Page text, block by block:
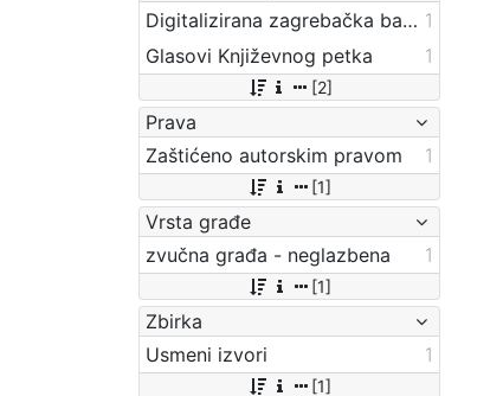
Digitalizirana zagrebačka baština 1
Glasovi Književnog petka
1
[2]
Prava
Zaštićeno autorskim pravom
1
[1]
Vrsta građe
zvučna građa - neglazbena
1
[1]
Zbirka
Usmeni izvori
1
[1]